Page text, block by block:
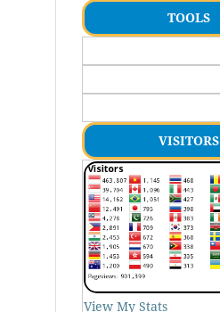
TOOLS
VISITORS
View My Stats